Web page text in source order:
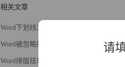
相关文章
Word下划线怎么对齐？教你一招（论文/
Word被忽略的冷门技巧，你知道几个？
Word排版技巧，文档瞬间高大上
请